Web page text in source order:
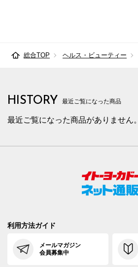
総合TOP ヘルス・ビューティー
HISTORY 最近ご覧になった商品
最近ご覧になった商品がありません。
利用方法ガイド
メールマガジン
会員募集中